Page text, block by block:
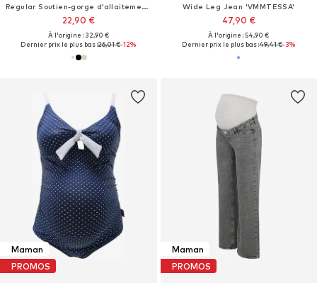
Regular Soutien-gorge d’allaitement 'Mommy Comfort'
22,90 €
À l'origine : 32,90 €
Dernier prix le plus bas :26,01 €-12%
Wide Leg Jean 'VMMTESSA'
47,90 €
À l'origine : 54,90 €
Dernier prix le plus bas :49,41 €-3%
Maman
PROMOS
Maman
PROMOS